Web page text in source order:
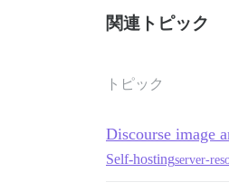
関連トピック
トピック
Discourse image
Self-hostingserver-